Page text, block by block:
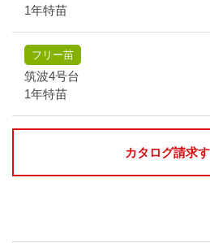
1年特苗
フリー苗
筑波4号台
1年特苗
カタログ請求